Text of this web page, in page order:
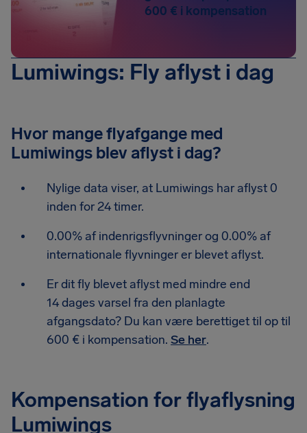
600 € i kompensation
Lumiwings: Fly aflyst i dag
Hvor mange flyafgange med
Lumiwings blev aflyst i dag?
Nylige data viser, at Lumiwings har aflyst 0
inden for 24 timer.
0.00% af indenrigsflyvninger og 0.00% af
internationale flyvninger er blevet aflyst.
Er dit fly blevet aflyst med mindre end
14 dages varsel fra den planlagte
afgangsdato? Du kan være berettiget til op til
600 € i kompensation. Se her.
Kompensation for flyaflysning
Lumiwings